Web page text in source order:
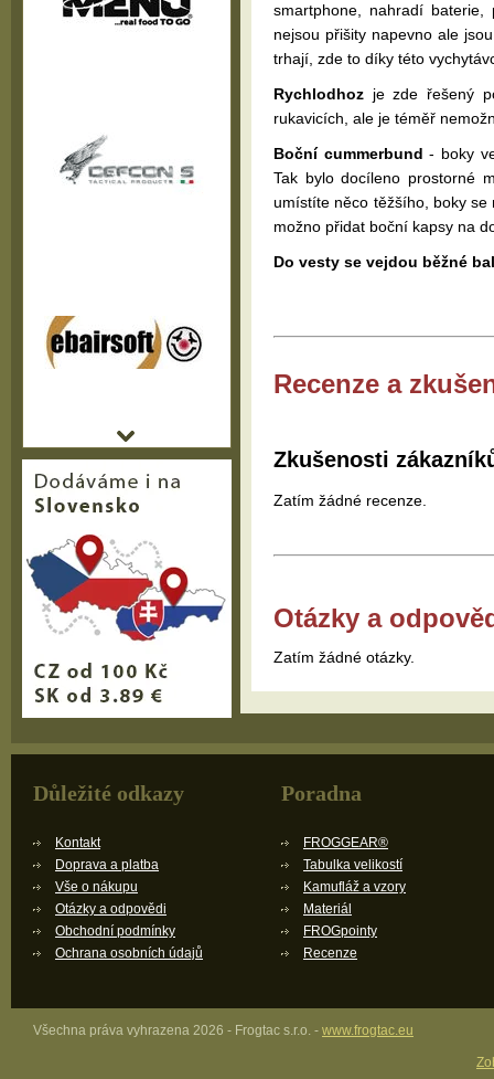
smartphone, nahradí
nejsou přišity napevno ale
trhají, zde to díky této
Rychlodhoz je zde řešený
rukavicích, ale je téměř
Boční cummerbund - boky
Tak bylo docíleno prostorné
umístíte něco těžšího, boky
možno přidat boční kapsy na
Do vesty se vejdou běžné
Recenze a
Zkušenosti
Zatím žádné recenze.
Otázky a
Zatím žádné otázky.
Důležité odkazy
Kontakt
Doprava a platba
Vše o nákupu
Otázky a odpovědi
Obchodní podmínky
Ochrana osobních údajů
Poradna
FROGGEAR®
Tabulka velikostí
Kamufláž a vzory
Materiál
FROGpointy
Recenze
Všechna práva vyhrazena 2026 - Frogtac s.r.o. - www.frogtac.eu